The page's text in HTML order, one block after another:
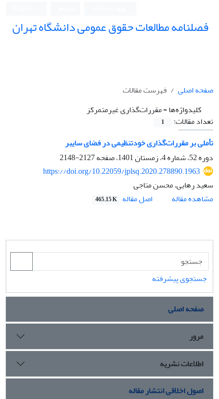
فصلنامه مطالعات حقوق عمومی دانشگاه تهران
صفحه اصلی
فهرست مقالات
کلیدواژه‌ها =مقررات‌گذاری غیرمتمرکز
تعداد مقالات:
1
تأملی بر مقررات‌گذاری خودتنظیمی در فضای سایبر
دوره 52، شماره 4، زمستان 1401، صفحه
2127-2148
https://doi.org/10.22059/jplsq.2020.278890.1963
سعید رهایی، محسن متاجی
مشاهده مقاله
اصل مقاله 465.15 K
جستجوی پیشرفته
صفحه اصلی
مرور
اطلاعات نشریه
اصول اخلاقی انتشار مقاله